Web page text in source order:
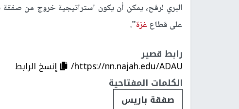
البري لرفح، يمكن أن يكون استراتيجية خروج من صفقة
على قطاع غزة".
رابط قصير
https://nn.najah.edu/ADAU/
إنسخ الرابط
الكلمات المفتاحية
صفقة باريس